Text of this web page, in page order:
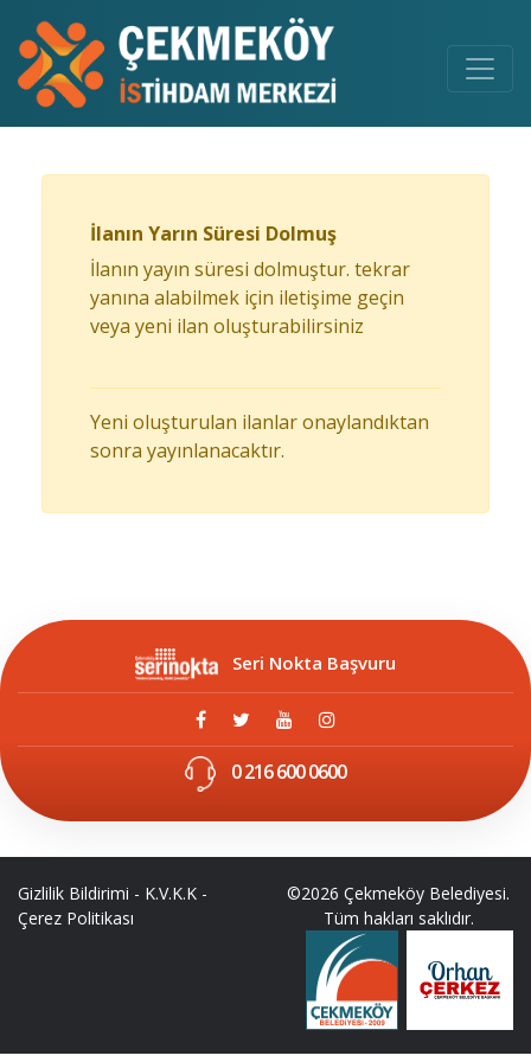
İlanın Yarın Süresi Dolmuş
İlanın yayın süresi dolmuştur. tekrar
yanına alabilmek için iletişime geçin
veya yeni ilan oluşturabilirsiniz
Yeni oluşturulan ilanlar onaylandıktan
sonra yayınlanacaktır.
Seri Nokta Başvuru
0 216 600 0600
Gizlilik Bildirimi - K.V.K.K -
Çerez Politikası
©2026 Çekmeköy Belediyesi.
Tüm hakları saklıdır.